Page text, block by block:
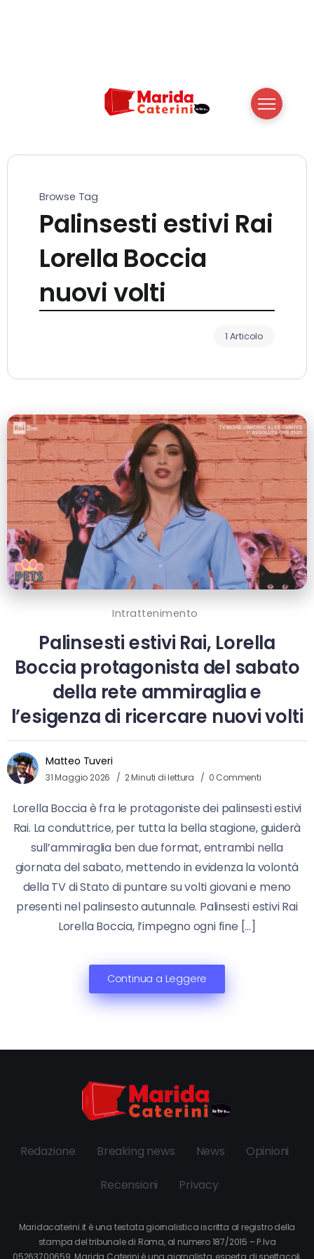
Browse Tag
Palinsesti estivi Rai
Lorella Boccia
nuovi volti
1 Articolo
Intrattenimento
Palinsesti estivi Rai, Lorella
Boccia protagonista del sabato
della rete ammiraglia e
l’esigenza di ricercare nuovi volti
Matteo Tuveri
31 Maggio 2026 2 Minuti di lettura 0 Commenti
Lorella Boccia è fra le protagoniste dei palinsesti estivi
Rai. La conduttrice, per tutta la bella stagione, guiderà
sull’ammiraglia ben due format, entrambi nella
giornata del sabato, mettendo in evidenza la volontà
della TV di Stato di puntare su volti giovani e meno
presenti nel palinsesto autunnale. Palinsesti estivi Rai
Lorella Boccia, l’impegno ogni fine […]
Continua a Leggere
Redazione Breaking news News Opinioni
Recensioni Privacy
Maridacaterini.it è una testata giornalistica iscritta al registro della
stampa del tribunale di Roma, al numero 187/2015 – P.Iva
05263700659. Marida Caterini è una giornalista, esperta di spettacoli,